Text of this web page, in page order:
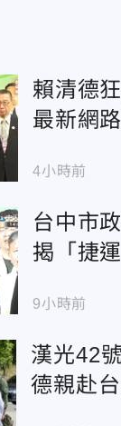
賴清德
最新網
倒
4小時前
台中市
揭「捷
9小時前
漢光42
德親赴